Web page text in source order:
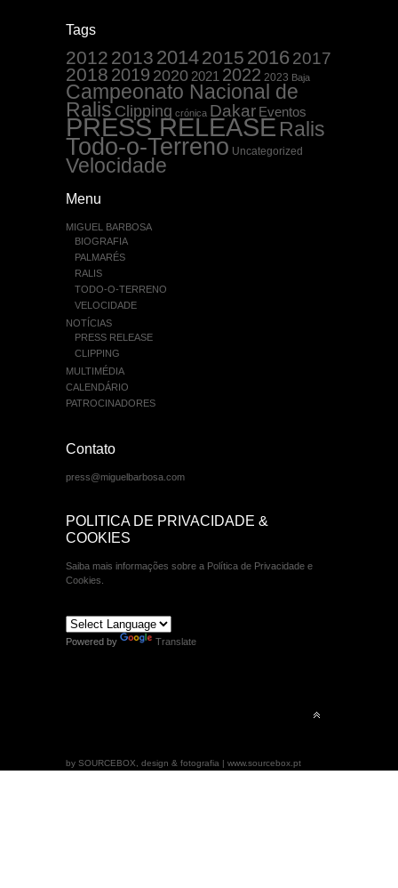
Tags
2012 2013 20142015 20162017
2018 2019 2020 2021 2022 2023 Baja
Campeonato Nacional de
Ralis Clipping crónica Dakar Eventos
PRESS RELEASE Ralis
Todo-o-Terreno Uncategorized
Velocidade
Menu
MIGUEL BARBOSA
BIOGRAFIA
PALMARÉS
RALIS
TODO-O-TERRENO
VELOCIDADE
NOTÍCIAS
PRESS RELEASE
CLIPPING
MULTIMÉDIA
CALENDÁRIO
PATROCINADORES
Contato
press@miguelbarbosa.com
POLITICA DE PRIVACIDADE &
COOKIES
Saiba mais informações sobre a Política de Privacidade e
Cookies.
Powered by Translate
by SOURCEBOX, design & fotografia | www.sourcebox.pt